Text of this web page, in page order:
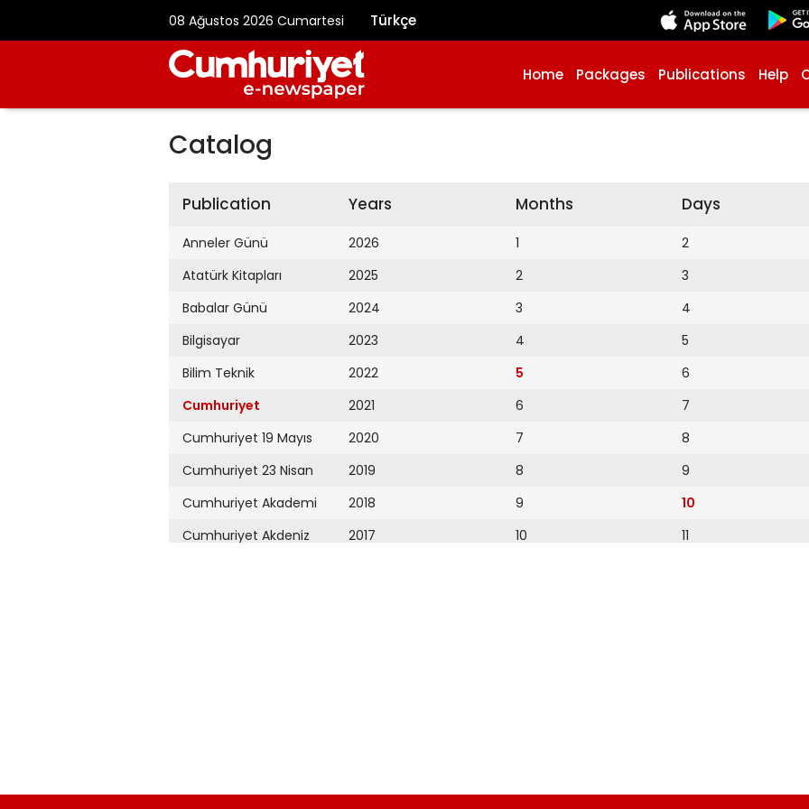
08 Ağustos 2026 Cumartesi Türkçe
Home Packages Publications Help
Catalog
Publication
Anneler Günü
Atatürk Kitapları
Babalar Günü
Bilgisayar
Bilim Teknik
Cumhuriyet
Cumhuriyet 19 Mayıs
Cumhuriyet 23 Nisan
Cumhuriyet Akademi
Cumhuriyet Akdeniz
Cumhuriyet Çevre
Years
2026
2025
2024
2023
2022
2021
2020
2019
2018
2017
2009
Months
1
2
3
4
5
6
7
8
9
10
Days
2
3
4
5
6
7
8
9
10
11
19